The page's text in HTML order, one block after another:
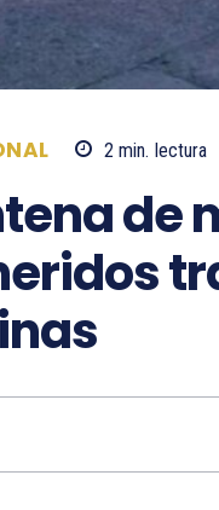
2 min. lectura
de